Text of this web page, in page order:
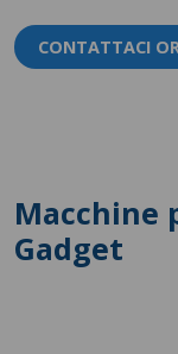
CONTATTACI
Macchine
Gadget